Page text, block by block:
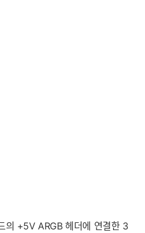
의 +5V ARGB 헤더에 연결한 3